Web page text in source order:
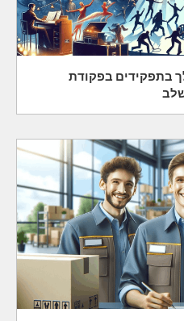
בתפקידים בפקודת